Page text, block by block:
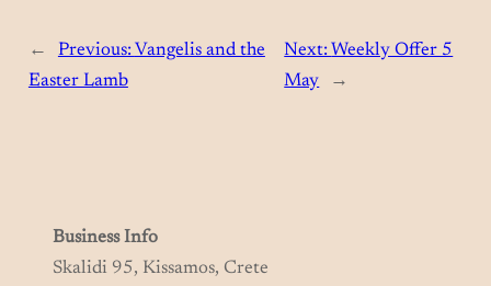
← Previous: Vangelis and the
Easter Lamb
Next: Weekly Offer 5
May
→
Business Info
Skalidi 95, Kissamos, Crete